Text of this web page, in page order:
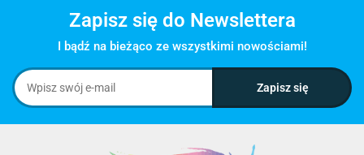
Zapisz się do Newslettera
I bądź na bieżąco ze wszystkimi nowościami!